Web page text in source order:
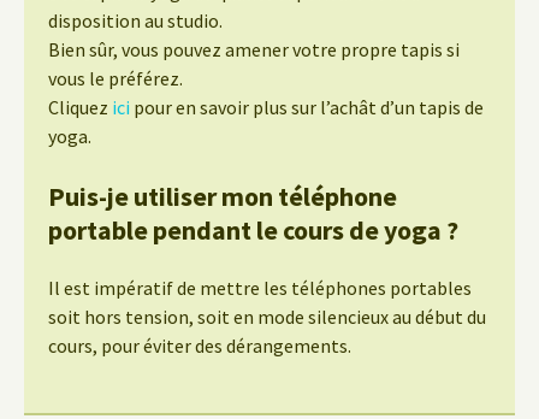
disposition au studio.
Bien sûr, vous pouvez amener votre propre tapis si
vous le préférez.
Cliquez ici pour en savoir plus sur l’achât d’un tapis de
yoga.
Puis-je utiliser mon téléphone
portable pendant le cours de yoga ?
Il est impératif de mettre les téléphones portables
soit hors tension, soit en mode silencieux au début du
cours, pour éviter des dérangements.